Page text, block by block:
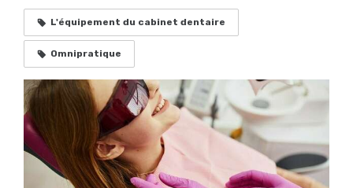
L'équipement du cabinet dentaire
Omnipratique